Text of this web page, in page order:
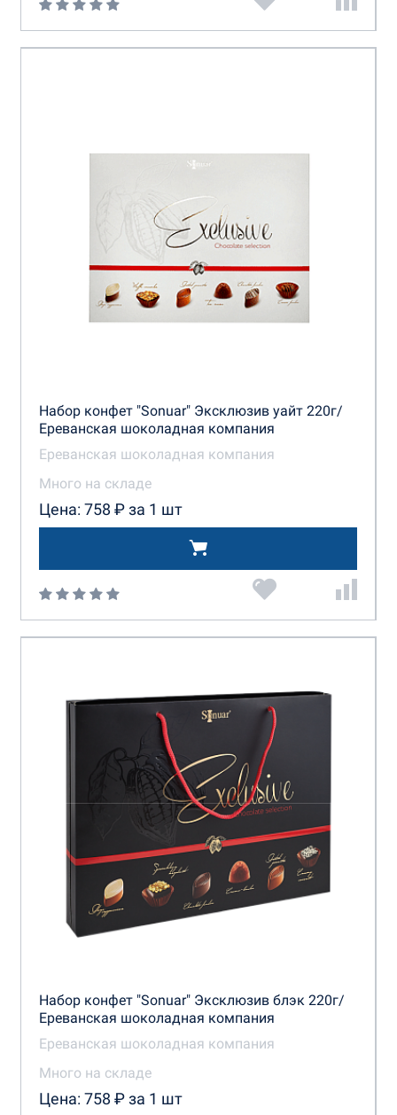
Набор конфет "Sonuar" Эксклюзив уайт 220г/
Ереванская шоколадная компания
Ереванская шоколадная компания
Много на складе
Цена: 758 ₽ за 1 шт
Набор конфет "Sonuar" Эксклюзив блэк 220г/
Ереванская шоколадная компания
Ереванская шоколадная компания
Много на складе
Цена: 758 ₽ за 1 шт